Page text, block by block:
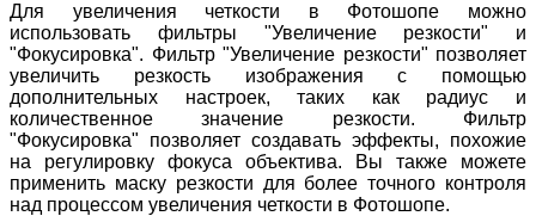
Для увеличения четкости в Фотошопе можно
использовать фильтры "Увеличение резкости" и
"Фокусировка". Фильтр "Увеличение резкости" позволяет
увеличить резкость изображения с помощью
дополнительных настроек, таких как радиус и
количественное значение резкости. Фильтр
"Фокусировка" позволяет создавать эффекты, похожие
на регулировку фокуса объектива. Вы также можете
применить маску резкости для более точного контроля
над процессом увеличения четкости в Фотошопе.